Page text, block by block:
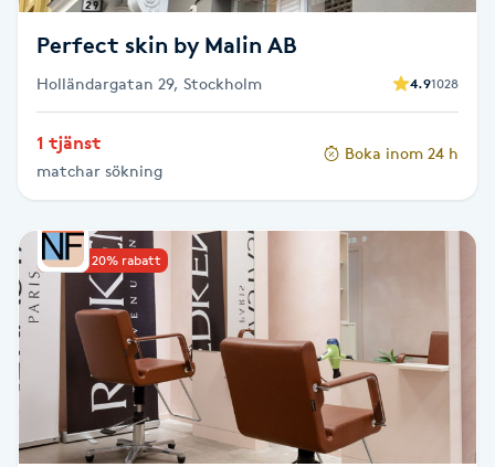
Fransrengöring
Frekvensterapi
Friskvårdsmassage
Frisör
Funktionsanalys
Färgning
Perfect skin by Malin AB
Holländargatan 29, Stockholm 4.91028
1 tjänst
matchar sökning
Boka inom 24 h
Upp till 20% rabatt